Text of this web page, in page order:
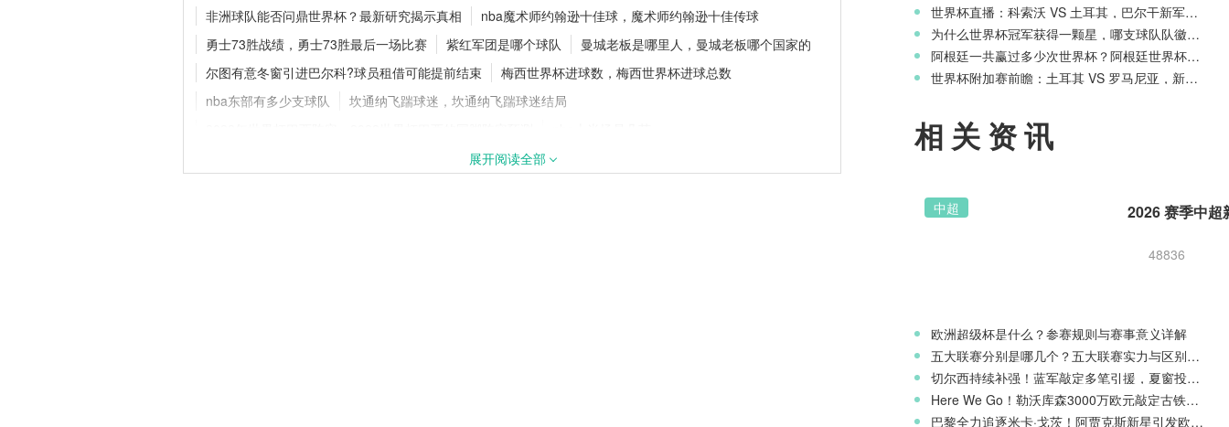
德甲夏窗动态！多特持续追逐18岁天才
卡雷查斯
官方官宣！纽卡斯尔联签下阿拉吉·班
非洲球队能否问鼎世界杯？最新研究揭示真相
nba魔术师约翰逊十佳球，魔术师约翰逊十佳传球
勇士73胜战绩，勇士73胜最后一场比赛
紫红军团是哪个球队
曼城老板是哪里人，曼城老板哪个国家的
尔图有意冬窗引进巴尔科?球员租借可能提前结束
梅西世界杯进球数，梅西世界杯进球总数
nba东部有多少支球队
坎通纳飞踹球迷，坎通纳飞踹球迷结局
2022年欧超杯奖金有多少，欧超杯冠军拿到多少奖金
展开阅读全部
世界杯直播：科索沃 VS 土耳其，巴尔干新军迎战星月军团
为什么世界杯冠军获得一颗星，哪支球队队徽上星星最多？
阿根廷一共赢过多少次世界杯？阿根廷世界杯历史战绩一览
世界杯附加赛前瞻：土耳其 VS 罗马尼亚，新月之星主场冲击世界杯
相关资讯
中超
48836
欧洲超级杯是什么？参赛规则与赛事意义详解
五大联赛分别是哪几个？五大联赛实力与区别科普
切尔西持续补强！蓝军敲定多笔引援，夏窗投入稳居英超前列
Here We Go！勒沃库森3000万欧元敲定古铁雷斯，寻找格里马尔多继任者
巴黎全力追逐米卡·戈茨！阿贾克斯新星引发欧冠豪门争夺